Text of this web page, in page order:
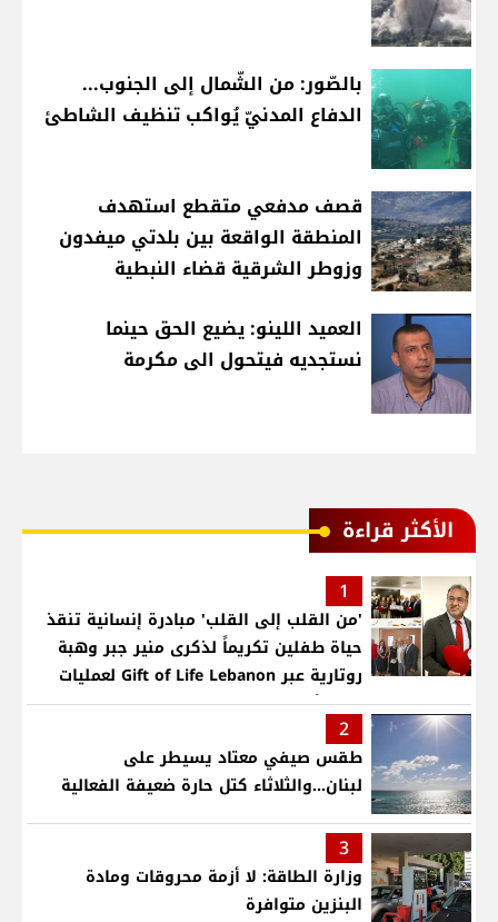
بالصّور: من الشّمال إلى الجنوب...
الدفاع المدنيّ يُواكب تنظيف الشاطئ
قصف مدفعي متقطع استهدف
المنطقة الواقعة بين بلدتي ميفدون
وزوطر الشرقية قضاء النبطية
العميد اللينو: يضيع الحق حينما
نستجديه فيتحول الى مكرمة
الأكثر قراءة
1
'من القلب إلى القلب' مبادرة إنسانية تنقذ
حياة طفلين تكريماً لذكرى منير جبر وهبة
روتارية عبر Gift of Life Lebanon لعمليات
قلب لأطفال في مستشفى حمود الجامعي
2
طقس صيفي معتاد يسيطر على
لبنان...والثلاثاء كتل حارة ضعيفة الفعالية
3
وزارة الطاقة: لا أزمة محروقات ومادة
البنزين متوافرة